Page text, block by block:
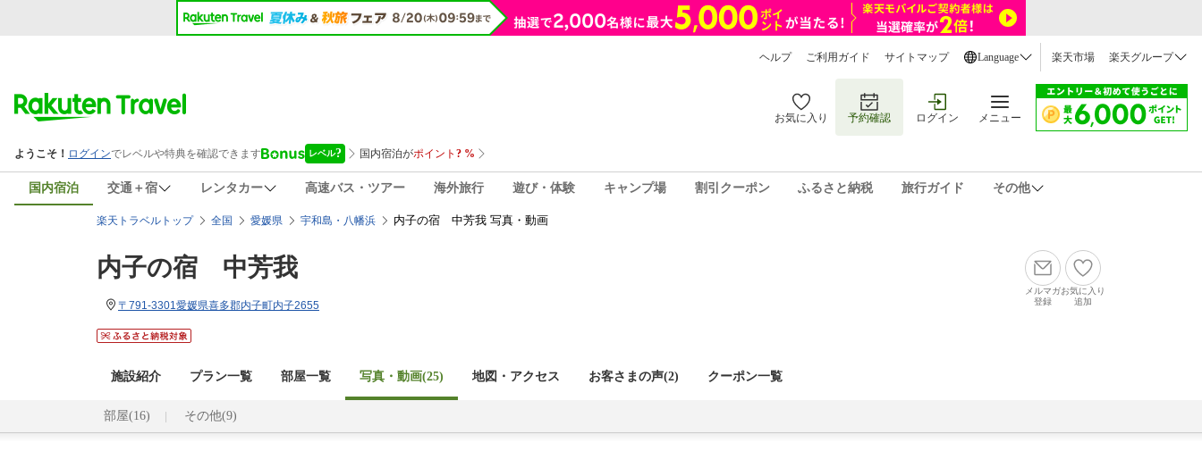
ヘルプ ご利用ガイド サイトマップ Language 楽天市場 楽天グループ
お気に入り 予約確認 ログイン メニュー
国内宿泊 交通＋宿 レンタカー 高速バス・ツアー 海外旅行 遊び・体験 キャンプ場 割引クーポン ふるさと納税 旅行ガイド その他
楽天トラベルトップ 全国 愛媛県 宇和島・八幡浜 内子の宿 中芳我 写真・動画
内子の宿 中芳我
〒791-3301愛媛県喜多郡内子町内子2655
メルマガ
登録
お気に入り
追加
施設紹介 プラン一覧 部屋一覧 写真・動画(25) 地図・アクセス お客さまの声(2) クーポン一覧
部屋(16) その他(9)